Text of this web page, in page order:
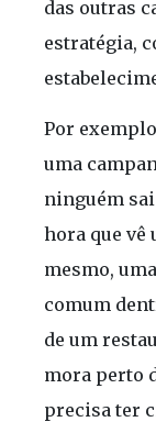
das outras
estratégia,
Por
uma
ninguém
hora que vê
mesmo,
comum
de um
mora perto
precisa ter